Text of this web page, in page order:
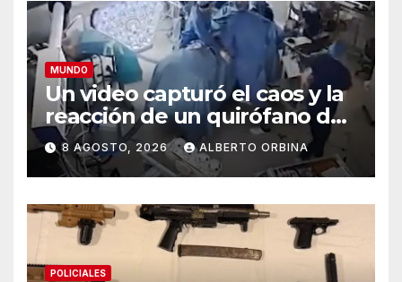
MUNDO
Un video capturó el caos y la
reacción de un quirófano de
Japón que sufrió un
terremoto en medio de una
operación
8 AGOSTO, 2026 ALBERTO ORBINA
POLICIALES